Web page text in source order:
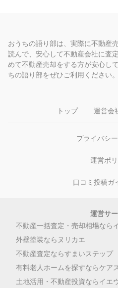
おうちの語り部は、実際に不動産
読んで、安心して不動産会社に査
めて不動産売却をする方が安心し
ちの語り部をぜひご利用ください。
トップ 運営会
プライバシ
運営ポ
口コミ投稿ガ
運営サ
不動産一括査定・売却相場なら
外壁塗装ならヌリカエ
不動産査定ならすまいステップ
有料老人ホームを探すならケア
土地活用・不動産投資ならイエ